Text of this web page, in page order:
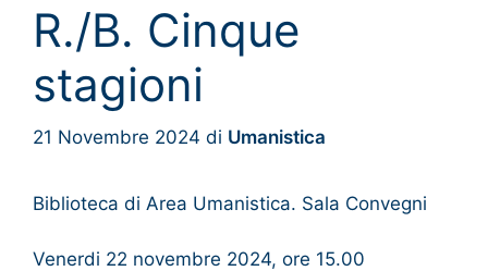
R./B. Cinque
stagioni
21 Novembre 2024 di Umanistica
Biblioteca di Area Umanistica. Sala Convegni
Venerdi 22 novembre 2024, ore 15.00